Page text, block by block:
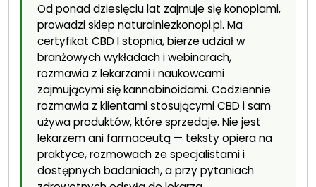
Od ponad dziesięciu lat zajmuje się konopiami,
prowadzi sklep naturalniezkonopi.pl. Ma
certyfikat CBD I stopnia, bierze udział w
branżowych wykładach i webinarach,
rozmawia z lekarzami i naukowcami
zajmującymi się kannabinoidami. Codziennie
rozmawia z klientami stosującymi CBD i sam
używa produktów, które sprzedaje. Nie jest
lekarzem ani farmaceutą — teksty opiera na
praktyce, rozmowach ze specjalistami i
dostępnych badaniach, a przy pytaniach